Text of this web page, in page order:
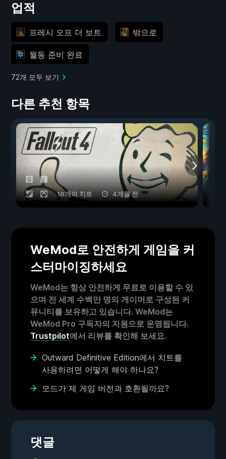
업적
프레시 오프 더 보트 밖으로
월동 준비 완료
72개 모두 보기
다른 추천 항목
16개의 치트 4개월 전
WeMod로 안전하게 게임을 커
스터마이징하세요
WeMod는 항상 안전하게 무료로 이용할 수 있
으며 전 세계 수백만 명의 게이머로 구성된 커
뮤니티를 보유하고 있습니다. WeMod는
WeMod Pro 구독자의 지원으로 운영됩니다.
Trustpilot에서 리뷰를 확인해 보세요.
Outward Definitive Edition에서 치트를
사용하려면 어떻게 해야 하나요?
모드가 제 게임 버전과 호환될까요?
댓글